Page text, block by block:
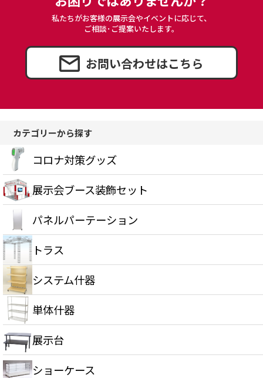
私たちがお客様の展示会やイベントに応じて、
ご相談･ご提案いたします。
お問い合わせはこちら
カテゴリーから探す
コロナ対策グッズ
展示会ブース装飾セット
パネルパーテーション
トラス
システム什器
単体什器
展示台
ショーケース